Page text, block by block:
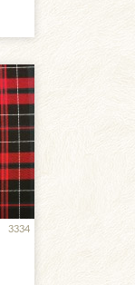
3334